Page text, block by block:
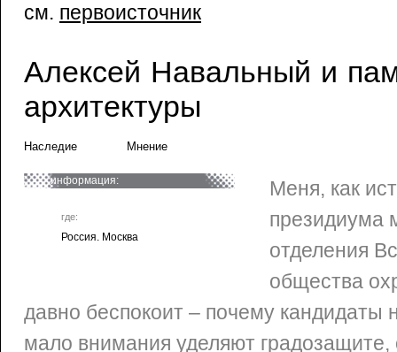
см. первоисточник
Алексей Навальный и
архитектуры
Наследие Мнение
информация:
где:
Россия. Москва
Меня, как
президиума
отделения
общества
давно беспокоит – почему кандидаты
мало внимания уделяют градозащите,